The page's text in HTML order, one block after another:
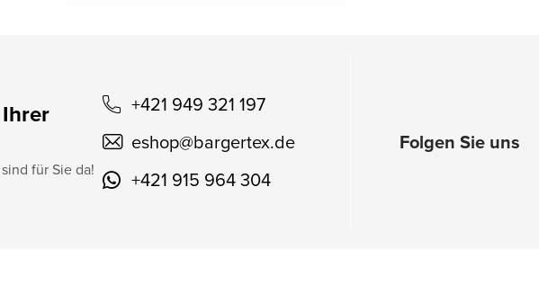
für Sie da!
+421 949 321 197
eshop@bargertex.de
+421 915 964 304